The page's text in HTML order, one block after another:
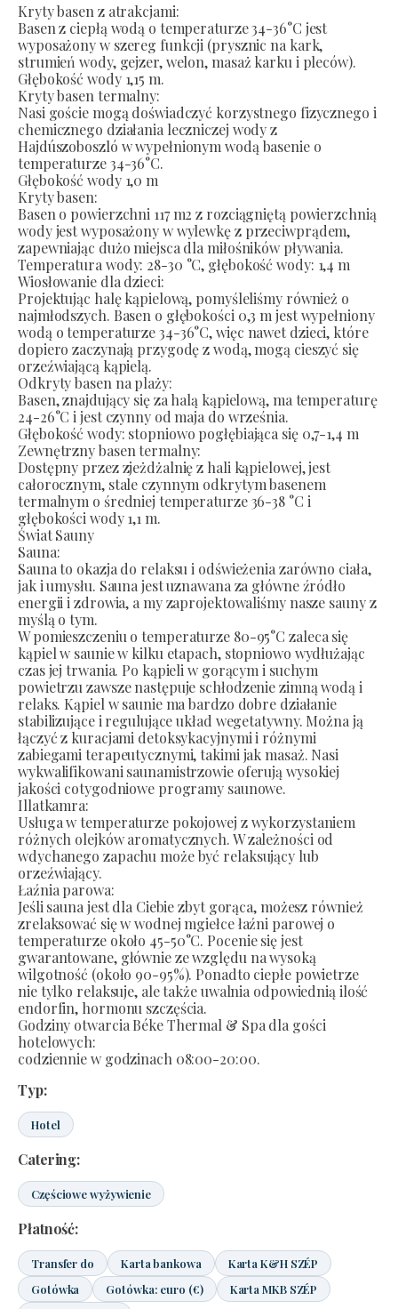
Kryty basen z atrakcjami:
Basen z ciepłą wodą o temperaturze 34-36°C jest
wyposażony w szereg funkcji (prysznic na kark,
strumień wody, gejzer, welon, masaż karku i pleców).
Głębokość wody 1,15 m.
Kryty basen termalny:
Nasi goście mogą doświadczyć korzystnego fizycznego i
chemicznego działania leczniczej wody z
Hajdúszoboszló w wypełnionym wodą basenie o
temperaturze 34-36°C.
Głębokość wody 1,0 m
Kryty basen:
Basen o powierzchni 117 m2 z rozciągniętą powierzchnią
wody jest wyposażony w wylewkę z przeciwprądem,
zapewniając dużo miejsca dla miłośników pływania.
Temperatura wody: 28-30 °C, głębokość wody: 1,4 m
Wiosłowanie dla dzieci:
Projektując halę kąpielową, pomyśleliśmy również o
najmłodszych. Basen o głębokości 0,3 m jest wypełniony
wodą o temperaturze 34-36°C, więc nawet dzieci, które
dopiero zaczynają przygodę z wodą, mogą cieszyć się
orzeźwiającą kąpielą.
Odkryty basen na plaży:
Basen, znajdujący się za halą kąpielową, ma temperaturę
24-26°C i jest czynny od maja do września.
Głębokość wody: stopniowo pogłębiająca się 0,7-1,4 m
Zewnętrzny basen termalny:
Dostępny przez zjeżdżalnię z hali kąpielowej, jest
całorocznym, stale czynnym odkrytym basenem
termalnym o średniej temperaturze 36-38 °C i
głębokości wody 1,1 m.
Świat Sauny
Sauna:
Sauna to okazja do relaksu i odświeżenia zarówno ciała,
jak i umysłu. Sauna jest uznawana za główne źródło
energii i zdrowia, a my zaprojektowaliśmy nasze sauny z
myślą o tym.
W pomieszczeniu o temperaturze 80-95°C zaleca się
kąpiel w saunie w kilku etapach, stopniowo wydłużając
czas jej trwania. Po kąpieli w gorącym i suchym
powietrzu zawsze następuje schłodzenie zimną wodą i
relaks. Kąpiel w saunie ma bardzo dobre działanie
stabilizujące i regulujące układ wegetatywny. Można ją
łączyć z kuracjami detoksykacyjnymi i różnymi
zabiegami terapeutycznymi, takimi jak masaż. Nasi
wykwalifikowani saunamistrzowie oferują wysokiej
jakości cotygodniowe programy saunowe.
Illatkamra:
Usługa w temperaturze pokojowej z wykorzystaniem
różnych olejków aromatycznych. W zależności od
wdychanego zapachu może być relaksujący lub
orzeźwiający.
Łaźnia parowa:
Jeśli sauna jest dla Ciebie zbyt gorąca, możesz również
zrelaksować się w wodnej mgiełce łaźni parowej o
temperaturze około 45-50°C. Pocenie się jest
gwarantowane, głównie ze względu na wysoką
wilgotność (około 90-95%). Ponadto ciepłe powietrze
nie tylko relaksuje, ale także uwalnia odpowiednią ilość
endorfin, hormonu szczęścia.
Godziny otwarcia Béke Thermal & Spa dla gości
hotelowych:
codziennie w godzinach 08:00-20:00.
Typ:
Hotel
Catering:
Częściowe wyżywienie
Płatność:
Transfer do Karta bankowa
Karta K&H SZÉP
Gotówka
Gotówka: euro (€)
Karta MKB SZÉP